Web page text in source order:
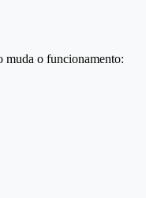
muda o funcionamento: